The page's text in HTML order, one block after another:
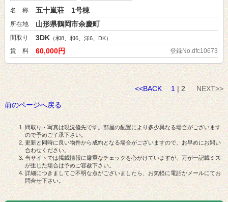
名 称 五十嵐荘 1号棟
所在地 山形県鶴岡市余慶町
間取り 3DK （和8、和6、洋6、DK）
賃 料 60,000円 登録No.dfc10673
<<BACK 1| 2NEXT>>
前のページへ戻る
間取り・写真は現況優先です。部屋の配置により多少異なる場合がございます
ので予めご了承下さい。
更新と同時に良い物件から成約となる場合がございますので、お早めにお問い
合わせください。
当サイトでは掲載情報に厳重なチェックを心がけていますが、万が一記載ミス
が生じた場合は予めご容赦下さい。
詳細につきましてご不明な点がございましたら、お気軽に電話かメールにてお
問合せ下さい。